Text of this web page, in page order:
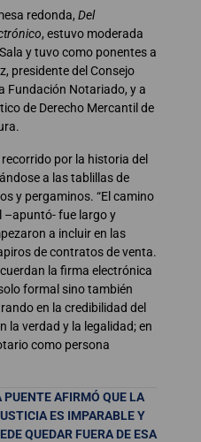
redonda, Del
, estuvo moderada
y tuvo como ponentes a
presidente del Consejo
Fundación Notariado, y a
de Derecho Mercantil de
por la historia del
a las tablillas de
y pergaminos. “El camino
–apuntó- fue largo y
a incluir en las
de contratos de venta.
la firma electrónica
formal sino también
en la credibilidad del
la verdad y la legalidad; en
como persona
AFIRMÓ QUE LA
ES IMPARABLE Y
QUEDAR FUERA DE ESA